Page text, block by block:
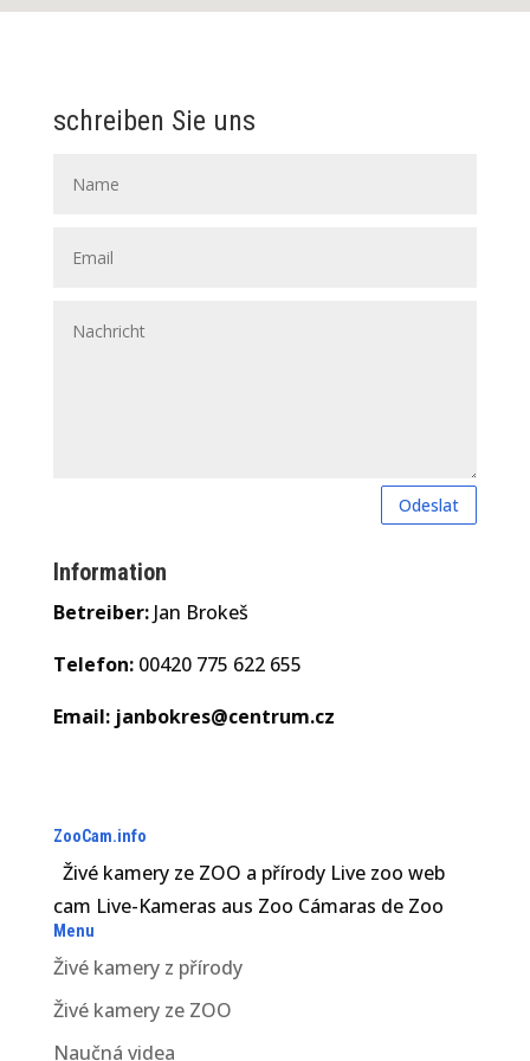
schreiben Sie uns
Odeslat
Information
Betreiber:Jan Brokeš
Telefon:00420 775 622 655
Email: janbokres@centrum.cz
ZooCam.info
Živé kamery ze ZOO a přírody Live zoo web
cam Live-Kameras aus Zoo Cámaras de Zoo
Menu
Živé kamery z přírody
Živé kamery ze ZOO
Naučná videa